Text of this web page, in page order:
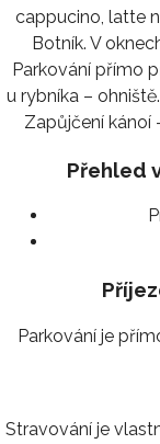
cappucino, latte
Botník. V
Parkování přímo
u rybníka –
Zapůjčení kánoí
Přehled
Parkování je
Stravování je